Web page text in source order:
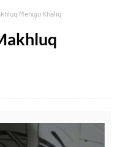
Menuju Khaliq